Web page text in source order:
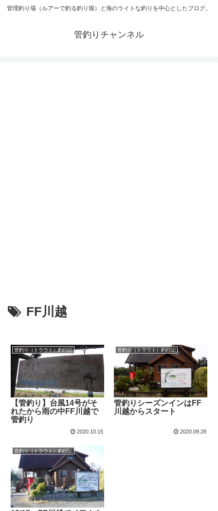
管理釣り場（ルアーで釣る釣り堀）と海のライトな釣りを中心としたブログ。
管釣りチャンネル
FF川越
管釣り（トラウト）釣行記
【管釣り】台風14号がそ
れたから雨の中FF川越で
管釣り
2020.10.15
管釣り（トラウト）釣行記
管釣りシーズンインはFF
川越からスタート
2020.09.28
管釣り（トラウト）釣行記